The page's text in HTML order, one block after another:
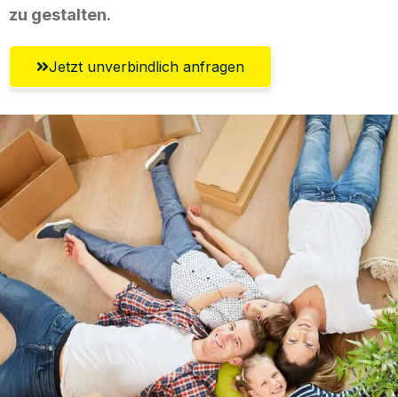
zu gestalten.
Jetzt unverbindlich anfragen